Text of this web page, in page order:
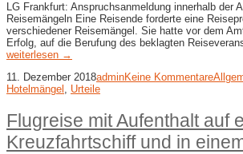
LG Frankfurt: Anspruchsanmeldung innerhalb der
Reisemängeln Eine Reisende forderte eine
verschiedener Reisemängel. Sie hatte vor dem
Erfolg, auf die Berufung des beklagten
weiterlesen →
11. Dezember 2018adminKeine Kommentare
Hotelmängel , Urteile
Flugreise mit Aufenthalt auf
Kreuzfahrtschiff und in